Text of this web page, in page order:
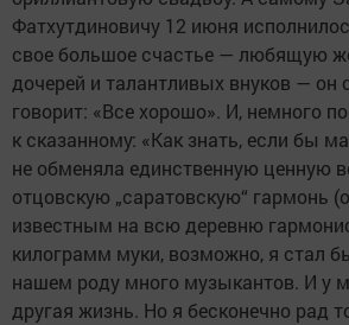
Фатхутдиновичу 12 июня
свое большое счастье — любящую
дочерей и талантливых внуков — он
говорит: «Все хорошо». И, немного
к сказанному: «Как знать, если бы
не обменяла единственную ценную
отцовскую „саратовскую“ гармонь
известным на всю деревню
килограмм муки, возможно, я стал
нашем роду много музыкантов. И у
другая жизнь. Но я бесконечно рад